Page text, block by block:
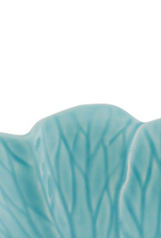
Åpent
0 i